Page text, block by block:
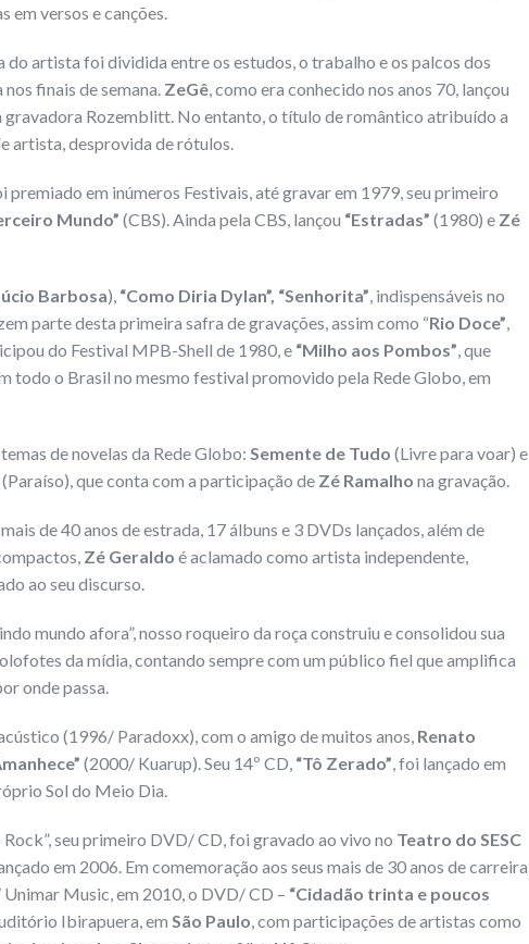
versos e canções.
do artista foi dividida entre os estudos, o trabalho e os palcos dos
finais de semana. ZeGê , como era conhecido nos anos 70, lançou
gravadora Rozemblitt. No entanto, o título de romântico atribuído a
artista, desprovida de rótulos.
premiado em inúmeros Festivais, até gravar em 1979, seu primeiro
Mundo” (CBS). Ainda pela CBS, lançou “Estradas” (1980) e Zé
Barbosa), “Como Diria Dylan”, “Senhorita” , indispensáveis no
parte desta primeira safra de gravações, assim como “Rio Doce”
do Festival MPB-Shell de 1980, e “Milho aos Pombos” , que
todo o Brasil no mesmo festival promovido pela Rede Globo, em
de novelas da Rede Globo: Semente de Tudo (Livre para voar) e
(Paraíso), que conta com a participação de Zé Ramalho na gravação.
de 40 anos de estrada, 17 álbuns e 3 DVDs lançados, além de
Zé Geraldo é aclamado como artista independente,
ao seu discurso.
mundo afora”, nosso roqueiro da roça construiu e consolidou sua
da mídia, contando sempre com um público fiel que amplifica
onde passa.
acústico (1996/ Paradoxx), com o amigo de muitos anos, Renato
(2000/ Kuarup). Seu 14º CD, “Tô Zerado” , foi lançado em
Sol do Meio Dia.
seu primeiro DVD/ CD, foi gravado ao vivo no Teatro do SESC
em 2006. Em comemoração aos seus mais de 30 anos de carreira,
Music, em 2010, o DVD/ CD – “Cidadão trinta e poucos
Ibirapuera, em São Paulo , com participações de artistas como